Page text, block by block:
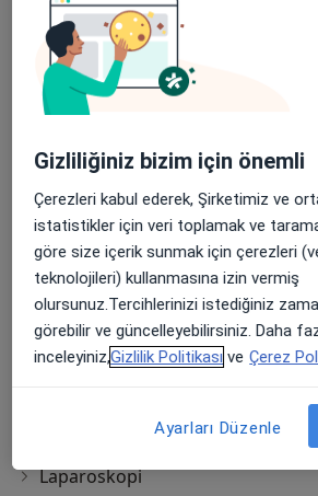
Fundoplikasyon - Laparoskopik
Fundoplikasyon(Gerd Cerrahisi)
Gaita Testi
Gaita Testleri Dışkı Testleri
Gastrik Bypass
Gastroskopi
Jackson Pratt Dren
Kolon Ve Rektum Cerrahisi
Küçük Cerrahiler
Laparoskopi
Gizliliğiniz bizim için önemli
Çerezleri kabul ederek, Şirketimiz ve
istatistikler için veri toplamak ve tarama
göre size içerik sunmak için çerezleri
teknolojileri) kullanmasına izin vermiş
olursunuz.Tercihlerinizi istediğiniz
görebilir ve güncelleyebilirsiniz. Daha
inceleyiniz,Gizlilik Politikası ve Çerez
Ayarları Düzenle